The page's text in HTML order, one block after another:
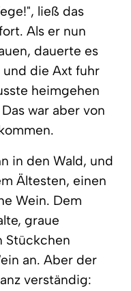
ließ das
Als er nun
dauerte es
und die Axt fuhr
heimgehen
war aber von
in den Wald, und
Ältesten, einen
Wein. Dem
graue
Stückchen
an. Aber der
verständig: